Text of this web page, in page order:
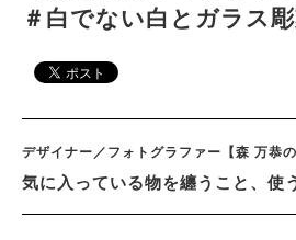
＃白でない白とガラス彫
デザイナー／フォトグラファー【森 万恭
気に入っている物を纏うこと、使
CAR&BIKE
LIFESTYLE
MAGAZINE